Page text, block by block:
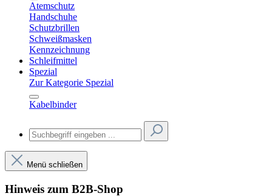
Atemschutz
Handschuhe
Schutzbrillen
Schweißmasken
Kennzeichnung
Schleifmittel
Spezial
Zur Kategorie Spezial
Kabelbinder
Menü schließen
Hinweis zum B2B-Shop